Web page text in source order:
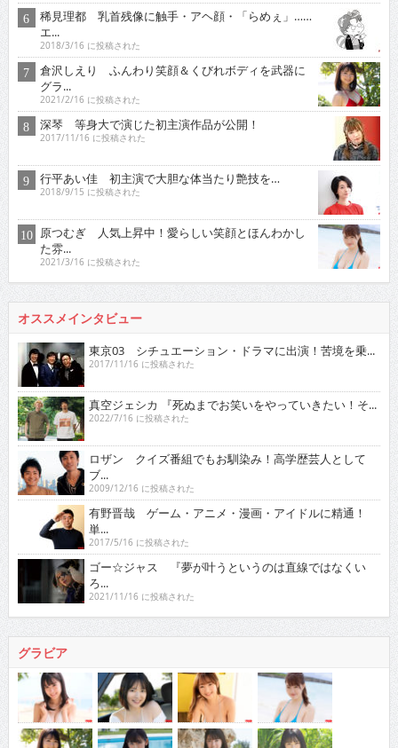
稀見理都 乳首残像に触手・アヘ顔・「らめぇ」……
エ...
2018/3/16 に投稿された
倉沢しえり ふんわり笑顔＆くびれボディを武器に
グラ...
2021/2/16 に投稿された
深琴 等身大で演じた初主演作品が公開！
2017/11/16 に投稿された
行平あい佳 初主演で大胆な体当たり艶技を…
2018/9/15 に投稿された
原つむぎ 人気上昇中！愛らしい笑顔とほんわかし
た雰...
2021/3/16 に投稿された
オススメインタビュー
東京03 シチュエーション・ドラマに出演！苦境を乗...
2017/11/16 に投稿された
真空ジェシカ 『死ぬまでお笑いをやっていきたい！そ...
2022/7/16 に投稿された
ロザン クイズ番組でもお馴染み！高学歴芸人として
ブ...
2009/12/16 に投稿された
有野晋哉 ゲーム・アニメ・漫画・アイドルに精通！
単...
2017/5/16 に投稿された
ゴー☆ジャス 『夢が叶うというのは直線ではなくい
ろ...
2021/11/16 に投稿された
グラビア